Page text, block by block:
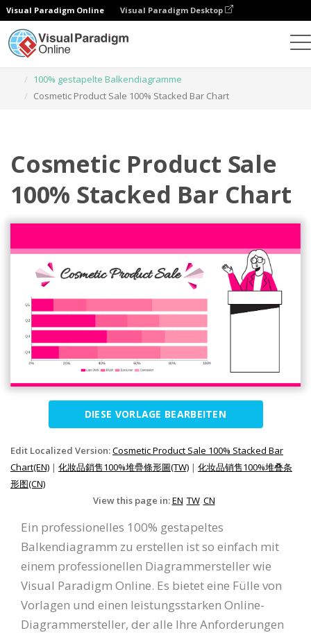
Visual Paradigm Online Visual Paradigm Desktop
100% gestapelte Balkendiagramme
Cosmetic Product Sale 100% Stacked Bar Chart
Cosmetic Product Sale
100% Stacked Bar Chart
DIESE VORLAGE BEARBEITEN
Edit Localized Version:Cosmetic Product Sale 100% Stacked Bar
Chart(EN) | 化妝品銷售100%堆疊條形圖(TW) | 化妆品销售100%堆叠条
形图(CN)
View this page in:EN TW CN
Ein professionelles 100% gestapeltes
Balkendiagramm zu erstellen ist so einfach mit
einem professionellen Diagrammersteller wie
Visual Paradigm Online. Es bietet eine Fülle von
Vorlagen und einen leistungsstarken Online-
Diagrammersteller, der alle Ihre Anforderungen